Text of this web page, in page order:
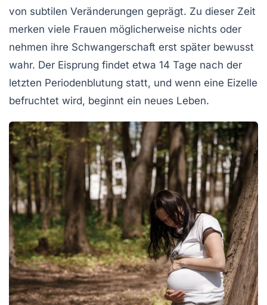
von subtilen Veränderungen geprägt. Zu dieser Zeit
merken viele Frauen möglicherweise nichts oder
nehmen ihre Schwangerschaft erst später bewusst
wahr. Der Eisprung findet etwa 14 Tage nach der
letzten Periodenblutung statt, und wenn eine Eizelle
befruchtet wird, beginnt ein neues Leben.